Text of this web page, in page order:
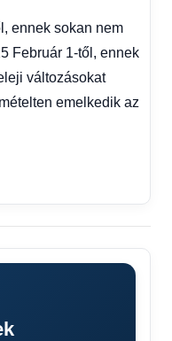
ennek sokan nem
Február 1-től, ennek
változásokat
emelkedik az